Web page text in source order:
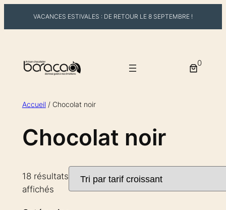
VACANCES ESTIVALES : DE RETOUR LE 8 SEPTEMBRE !
contenu
0
Accueil / Chocolat noir
Chocolat noir
18 résultats
affichésTrié